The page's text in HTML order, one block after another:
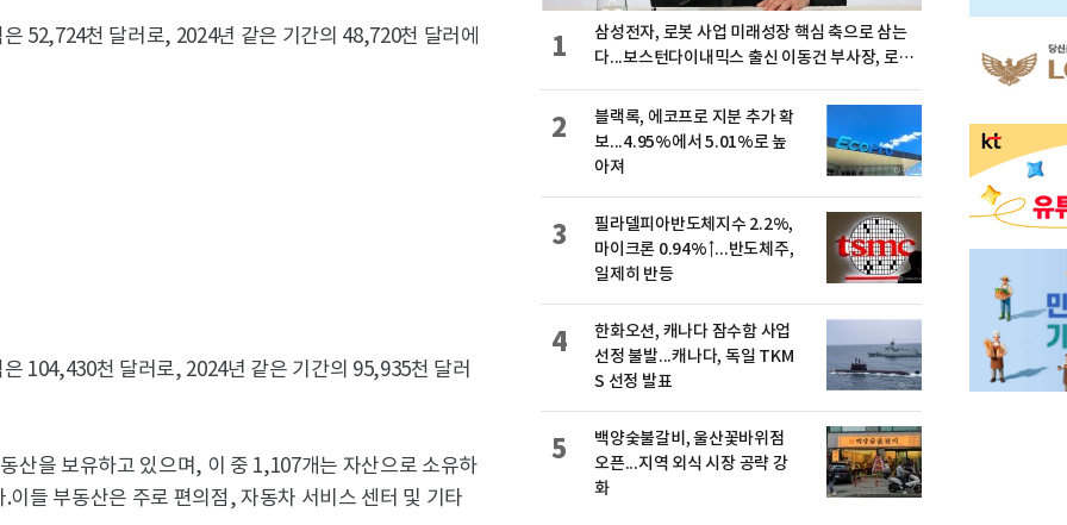
52,724천 달러로, 2024년 같은 기간의 48,720천 달러에
104,430천 달러로, 2024년 같은 기간의 95,935천 달러
산을 보유하고 있으며, 이 중 1,107개는 자산으로 소유하
들 부동산은 주로 편의점, 자동차 서비스 센터 및 기타
삼성전자, 로봇 사업 미래성장 핵심 축으로 삼는
다...보스턴다이내믹스 출신 이동건 부사장, 로보
1
블랙록, 에코프로 지분 추가 확
보...4.95%에서 5.01%로 높
아져
2
필라델피아반도체지수 2.2%,
마이크론 0.94%↑...반도체주,
일제히 반등
3
한화오션, 캐나다 잠수함 사업
선정 불발...캐나다, 독일 TKM
S 선정 발표
4
백양숯불갈비, 울산꽃바위점
오픈...지역 외식 시장 공략 강
화
5